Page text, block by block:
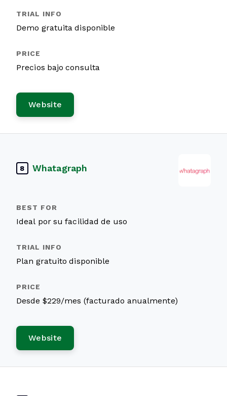
Demo gratuita disponible
Precios bajo consulta
Website
8 Whatagraph
Ideal por su facilidad de uso
Plan gratuito disponible
Desde $229/mes (facturado anualmente)
Website